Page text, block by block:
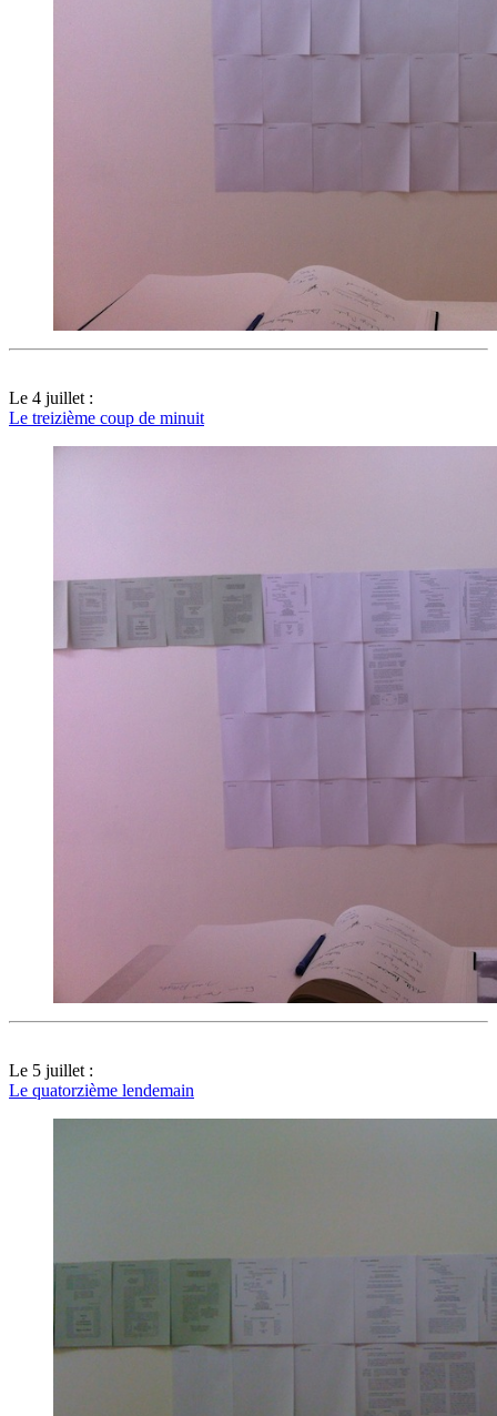
Le 4 juillet :
Le treizième coup de minuit
Le 5 juillet :
Le quatorzième lendemain